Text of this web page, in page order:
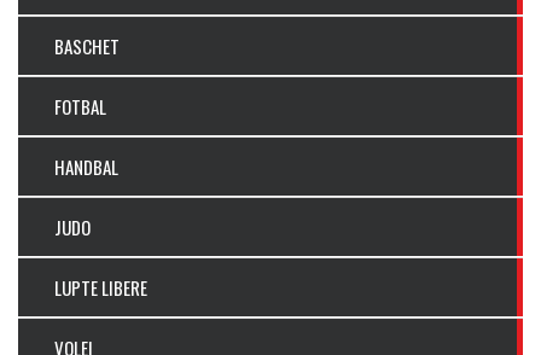
BASCHET
FOTBAL
HANDBAL
JUDO
LUPTE LIBERE
VOLEI